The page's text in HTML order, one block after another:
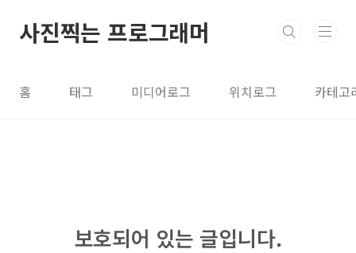
사진찍는 프로그래머
홈 태그 미디어로그 위치로그 카테고
보호되어 있는 글입니다.